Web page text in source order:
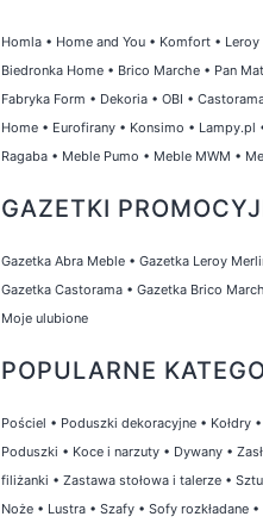
Homla • Home and You • Komfort •
Biedronka Home • Brico Marche • Pan
Fabryka Form • Dekoria • OBI •
Home • Eurofirany • Konsimo • Lampy.pl
Ragaba • Meble Pumo • Meble MWM •
GAZETKI
Gazetka Abra Meble • Gazetka Leroy
Gazetka Castorama • Gazetka Brico
Moje ulubione
POPULARNE
Pościel • Poduszki dekoracyjne • Kołdry •
Poduszki • Koce i narzuty • Dywany •
filiżanki • Zastawa stołowa i talerze •
Noże • Lustra • Szafy • Sofy rozkładane •